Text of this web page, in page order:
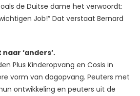
de Duitse dame het verwoordt:
Job!” Dat verstaat Bernard
‘anders’.
Plus Kinderopvang en Cosis in
vorm van dagopvang. Peuters met
ontwikkeling en peuters uit de